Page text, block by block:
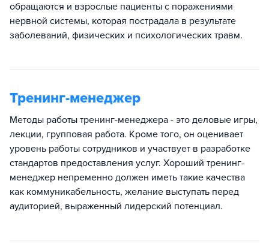
обращаются и взрослые пациенты с поражениями
нервной системы, которая пострадала в результате
заболеваний, физических и психологических травм.
Тренинг-менеджер
Методы работы тренинг-менеджера - это деловые игры,
лекции, групповая работа. Кроме того, он оценивает
уровень работы сотрудников и участвует в разработке
стандартов предоставления услуг. Хороший тренинг-
менеджер непременно должен иметь такие качества
как коммуникабельность, желание выступать перед
аудиторией, выраженный лидерский потенциал.